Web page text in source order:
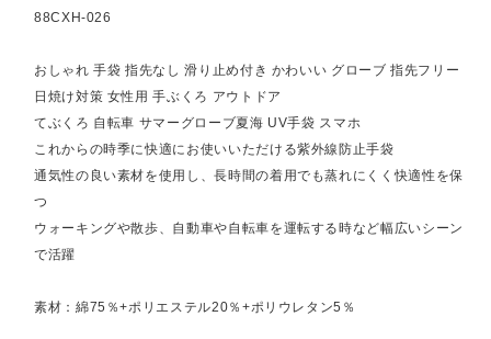
88CXH-026
おしゃれ 手袋 指先なし 滑り止め付き かわいい グローブ 指先フリー
日焼け対策 女性用 手ぶくろ アウトドア
てぶくろ 自転車 サマーグローブ夏海 UV手袋 スマホ
これからの時季に快適にお使いいただける紫外線防止手袋
通気性の良い素材を使用し、長時間の着用でも蒸れにくく快適性を保
つ
ウォーキングや散歩、自動車や自転車を運転する時など幅広いシーン
で活躍
素材：綿75％+ポリエステル20％+ポリウレタン5％